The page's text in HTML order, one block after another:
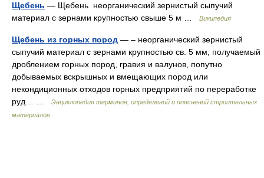
Щебень — Щебень неорганический зернистый сыпучий
материал с зернами крупностью свыше 5 м …
Википедия
Щебень из горных пород — – неорганический зернистый
сыпучий материал с зернами крупностью св. 5 мм, получаемый
дроблением горных пород, гравия и валунов, попутно
добываемых вскрышных и вмещающих пород или
некондиционных отходов горных предприятий по переработке
руд… …
Энциклопедия терминов, определений и пояснений строительных
материалов